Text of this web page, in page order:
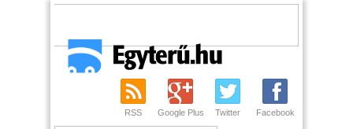
RSS Google Plus Twitter Facebook